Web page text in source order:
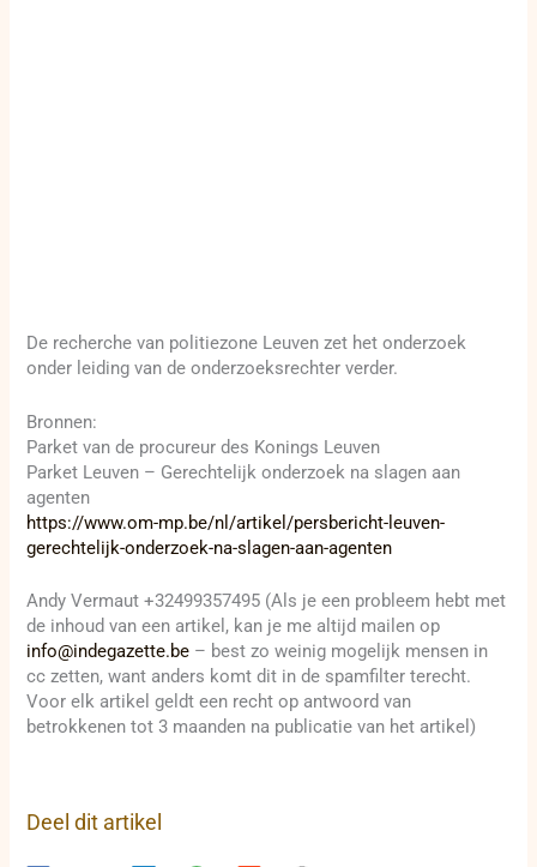
De recherche van politiezone Leuven zet het onderzoek
onder leiding van de onderzoeksrechter verder.
Bronnen:
Parket van de procureur des Konings Leuven
Parket Leuven – Gerechtelijk onderzoek na slagen aan
agenten
https://www.om-mp.be/nl/artikel/persbericht-leuven-
gerechtelijk-onderzoek-na-slagen-aan-agenten
Andy Vermaut +32499357495 (Als je een probleem hebt met
de inhoud van een artikel, kan je me altijd mailen op
info@indegazette.be – best zo weinig mogelijk mensen in
cc zetten, want anders komt dit in de spamfilter terecht.
Voor elk artikel geldt een recht op antwoord van
betrokkenen tot 3 maanden na publicatie van het artikel)
Deel dit artikel